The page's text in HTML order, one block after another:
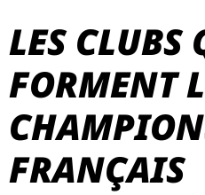
LES CLUBS
FORMENT
FRANÇAIS